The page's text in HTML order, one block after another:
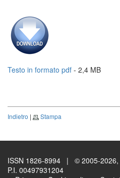
Testo in formato pdf - 2,4 MB
Indietro | Stampa
ISSN 1826-8994 | © 2005-2026,
P.I. 00497931204